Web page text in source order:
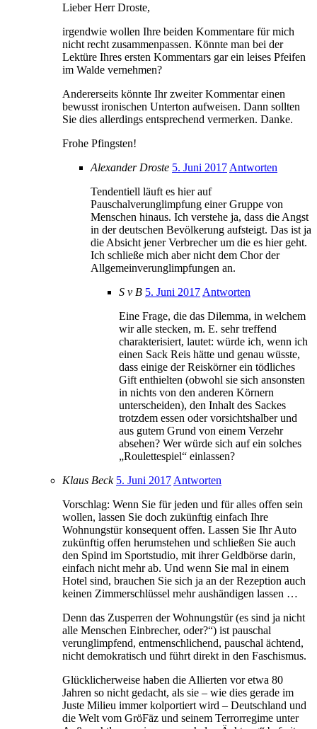
Lieber Herr Droste,
irgendwie wollen Ihre beiden Kommentare für mich
nicht recht zusammenpassen. Könnte man bei der
Lektüre Ihres ersten Kommentars gar ein leises Pfeifen
im Walde vernehmen?
Andererseits könnte Ihr zweiter Kommentar einen
bewusst ironischen Unterton aufweisen. Dann sollten
Sie dies allerdings entsprechend vermerken. Danke.
Frohe Pfingsten!
Alexander Droste 5. Juni 2017 Antworten
Tendentiell läuft es hier auf
Pauschalverunglimpfung einer Gruppe von
Menschen hinaus. Ich verstehe ja, dass die Angst
in der deutschen Bevölkerung aufsteigt. Das ist ja
die Absicht jener Verbrecher um die es hier geht.
Ich schließe mich aber nicht dem Chor der
Allgemeinverunglimpfungen an.
S v B 5. Juni 2017 Antworten
Eine Frage, die das Dilemma, in welchem
wir alle stecken, m. E. sehr treffend
charakterisiert, lautet: würde ich, wenn ich
einen Sack Reis hätte und genau wüsste,
dass einige der Reiskörner ein tödliches
Gift enthielten (obwohl sie sich ansonsten
in nichts von den anderen Körnern
unterscheiden), den Inhalt des Sackes
trotzdem essen oder vorsichtshalber und
aus gutem Grund von einem Verzehr
absehen? Wer würde sich auf ein solches
„Roulettespiel“ einlassen?
Klaus Beck 5. Juni 2017 Antworten
Vorschlag: Wenn Sie für jeden und für alles offen sein
wollen, lassen Sie doch zukünftig einfach Ihre
Wohnungstür konsequent offen. Lassen Sie Ihr Auto
zukünftig offen herumstehen und schließen Sie auch
den Spind im Sportstudio, mit ihrer Geldbörse darin,
einfach nicht mehr ab. Und wenn Sie mal in einem
Hotel sind, brauchen Sie sich ja an der Rezeption auch
keinen Zimmerschlüssel mehr aushändigen lassen …
Denn das Zusperren der Wohnungstür (es sind ja nicht
alle Menschen Einbrecher, oder?“) ist pauschal
verunglimpfend, entmenschlichend, pauschal ächtend,
nicht demokratisch und führt direkt in den Faschismus.
Glücklicherweise haben die Allierten vor etwa 80
Jahren so nicht gedacht, als sie – wie dies gerade im
Juste Milieu immer kolportiert wird – Deutschland und
die Welt vom GröFäz und seinem Terrorregime unter